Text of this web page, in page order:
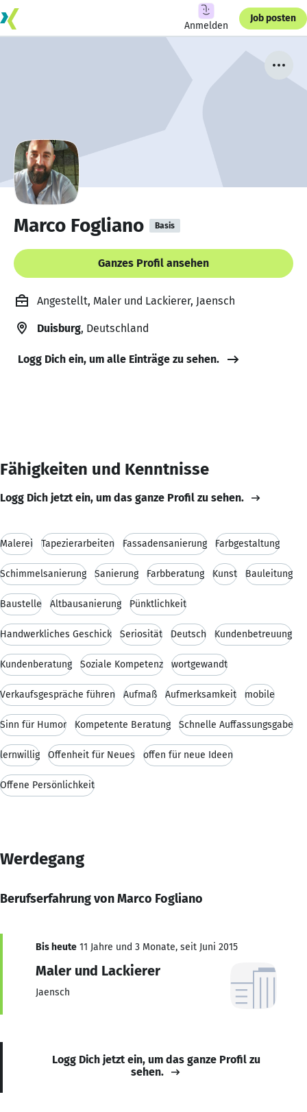
Anmelden
Job posten
Marco Fogliano Basis
Ganzes Profil ansehen
Angestellt, Maler und Lackierer, Jaensch
Duisburg, Deutschland
Logg Dich ein, um alle Einträge zu sehen.
Fähigkeiten und Kenntnisse
Logg Dich jetzt ein, um das ganze Profil zu sehen.
Malerei Tapezierarbeiten Fassadensanierung Farbgestaltung
Schimmelsanierung Sanierung Farbberatung Kunst Bauleitung
Baustelle Altbausanierung Pünktlichkeit
Handwerkliches Geschick Seriosität Deutsch Kundenbetreuung
Kundenberatung Soziale Kompetenz wortgewandt
Verkaufsgespräche führen Aufmaß Aufmerksamkeit mobile
Sinn für Humor Kompetente Beratung Schnelle Auffassungsgabe
lernwillig Offenheit für Neues offen für neue Ideen
Offene Persönlichkeit
Werdegang
Berufserfahrung von Marco Fogliano
Bis heute 11 Jahre und 3 Monate, seit Juni 2015
Maler und Lackierer
Jaensch
Logg Dich jetzt ein, um das ganze Profil zu
sehen.